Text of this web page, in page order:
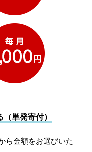
単発寄付）
ら金額をお選びいた